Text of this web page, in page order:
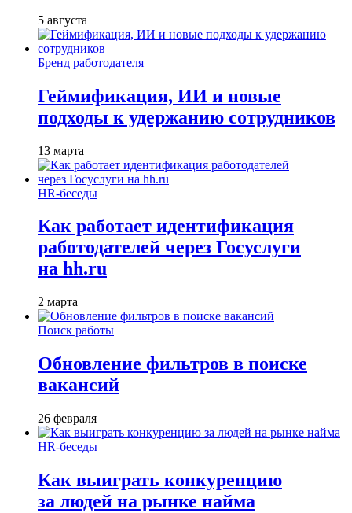
5 августа
Бренд работодателя
Геймификация, ИИ и новые
подходы к удержанию сотрудников
13 марта
HR-беседы
Как работает идентификация
работодателей через Госуслуги
на hh.ru
2 марта
Поиск работы
Обновление фильтров в поиске
вакансий
26 февраля
HR-беседы
Как выиграть конкуренцию
за людей на рынке найма